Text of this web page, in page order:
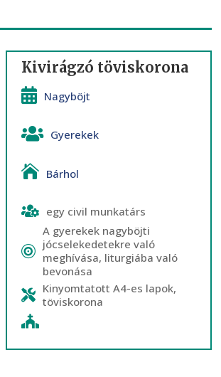
Kivirágzó töviskorona
Nagyböjt
Gyerekek
Bárhol
egy civil munkatárs
A gyerekek nagyböjti
jócselekedetekre való
meghívása, liturgiába való
bevonása
Kinyomtatott A4-es lapok,
töviskorona